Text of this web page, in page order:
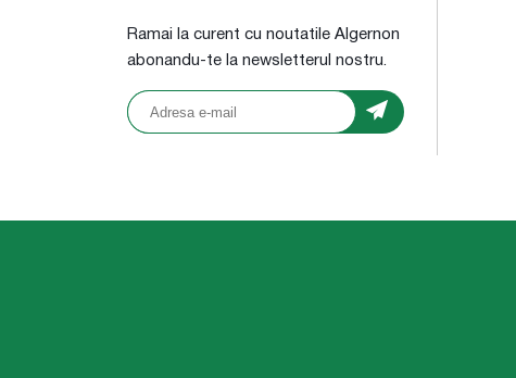
Ramai la curent cu noutatile Algernon
abonandu-te la newsletterul nostru.